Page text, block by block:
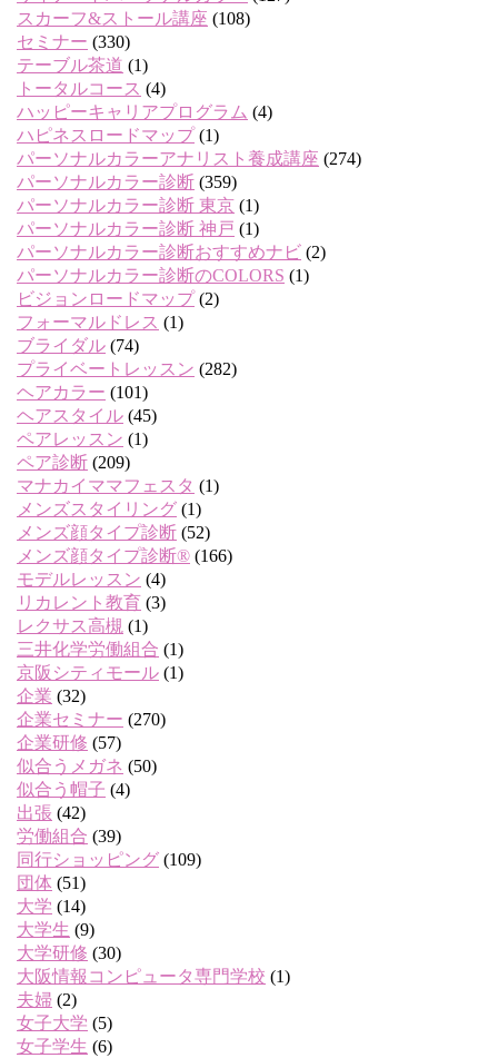
スカーフ&ストール講座 (108)
セミナー (330)
テーブル茶道 (1)
トータルコース (4)
ハッピーキャリアプログラム (4)
ハピネスロードマップ (1)
パーソナルカラーアナリスト養成講座 (274)
パーソナルカラー診断 (359)
パーソナルカラー診断 東京 (1)
パーソナルカラー診断 神戸 (1)
パーソナルカラー診断おすすめナビ (2)
パーソナルカラー診断のCOLORS (1)
ビジョンロードマップ (2)
フォーマルドレス (1)
ブライダル (74)
プライベートレッスン (282)
ヘアカラー (101)
ヘアスタイル (45)
ペアレッスン (1)
ペア診断 (209)
マナカイママフェスタ (1)
メンズスタイリング (1)
メンズ顔タイプ診断 (52)
メンズ顔タイプ診断® (166)
モデルレッスン (4)
リカレント教育 (3)
レクサス高槻 (1)
三井化学労働組合 (1)
京阪シティモール (1)
企業 (32)
企業セミナー (270)
企業研修 (57)
似合うメガネ (50)
似合う帽子 (4)
出張 (42)
労働組合 (39)
同行ショッピング (109)
団体 (51)
大学 (14)
大学生 (9)
大学研修 (30)
大阪情報コンピュータ専門学校 (1)
夫婦 (2)
女子大学 (5)
女子学生 (6)